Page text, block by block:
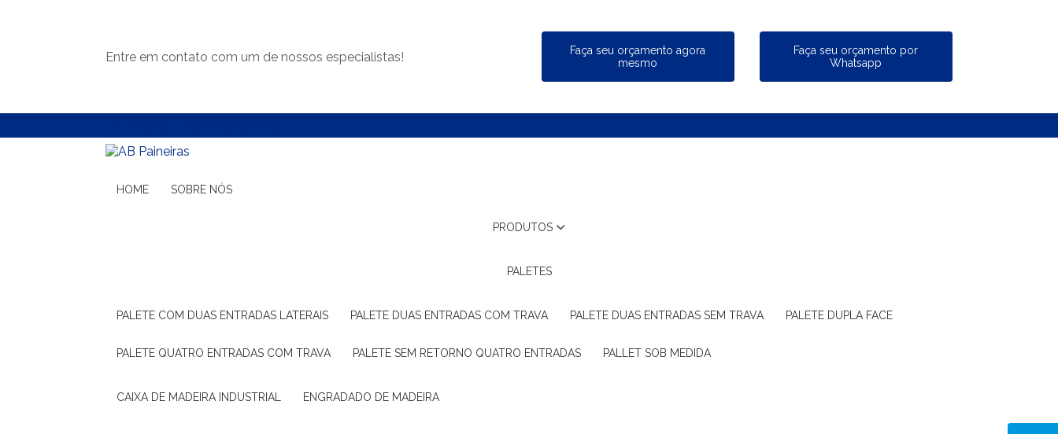
Entre em contato com um de nossos especialistas!
Faça seu orçamento agora
mesmo
Faça seu orçamento por
Whatsapp
HOME SOBRE NÓS
PRODUTOS
PALETES
PALETE COM DUAS ENTRADAS LATERAIS PALETE DUAS ENTRADAS COM TRAVA PALETE DUAS ENTRADAS SEM TRAVA PALETE DUPLA FACE
PALETE QUATRO ENTRADAS COM TRAVA PALETE SEM RETORNO QUATRO ENTRADAS PALLET SOB MEDIDA
CAIXA DE MADEIRA INDUSTRIAL ENGRADADO DE MADEIRA